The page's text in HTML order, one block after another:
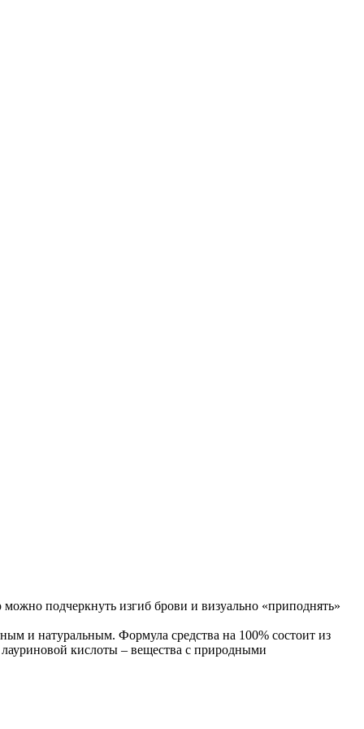
подчеркнуть изгиб брови и визуально «приподнять»
и натуральным. Формула средства на 100% состоит из
лауриновой кислоты – вещества с природными